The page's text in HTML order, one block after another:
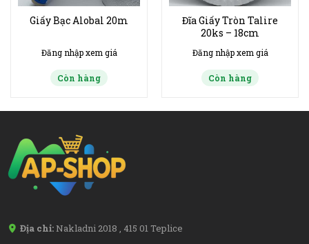
Giấy Bạc Alobal 20m
Đăng nhập xem giá
Còn hàng
Đĩa Giấy Tròn Talire
20ks – 18cm
Đăng nhập xem giá
Còn hàng
Địa chỉ: Nakladni 2018 , 415 01 Teplice